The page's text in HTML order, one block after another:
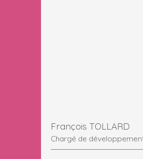
François TOLLARD
Chargé de